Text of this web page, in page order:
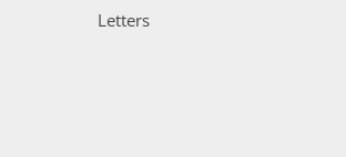
Letters